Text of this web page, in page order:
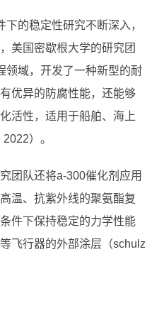
的稳定性研究不断深入，
美国密歇根大学的研究团
领域，开发了一种新型的耐
优异的防腐性能，还能够
活性，适用于船舶、海上
）。
团队还将a-300催化剂应用
温、抗紫外线的聚氨酯复
件下保持稳定的力学性能
飞行器的外部涂层（schulz